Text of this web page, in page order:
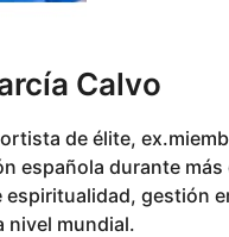
Calvo
de élite,
española durante
espiritualidad, gestión
nivel mundial.